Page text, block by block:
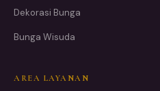
Dekorasi Bunga
Bunga Wisuda
AREA LAYANAN